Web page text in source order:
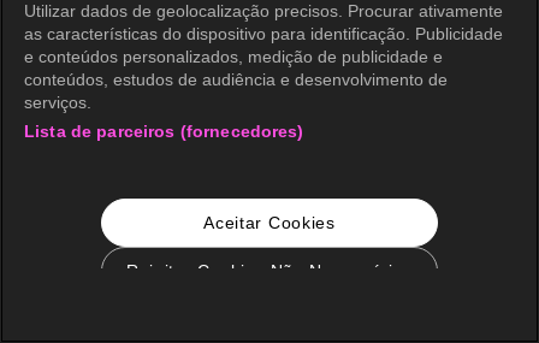
Utilizar dados de geolocalização precisos. Procurar ativamente
as características do dispositivo para identificação. Publicidade
e conteúdos personalizados, medição de publicidade e
conteúdos, estudos de audiência e desenvolvimento de
serviços.
Lista de parceiros (fornecedores)
Aceitar Cookies
Rejeitar Cookies Não Necessários